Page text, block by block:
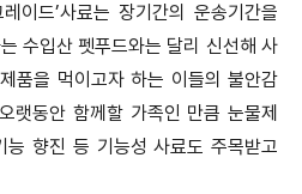
이드’사료는 장기간의 운송기간을
수입산 펫푸드와는 달리 신선해 사
품을 먹이고자 하는 이들의 불안감
오랫동안 함께할 가족인 만큼 눈물제
능 향진 등 기능성 사료도 주목받고